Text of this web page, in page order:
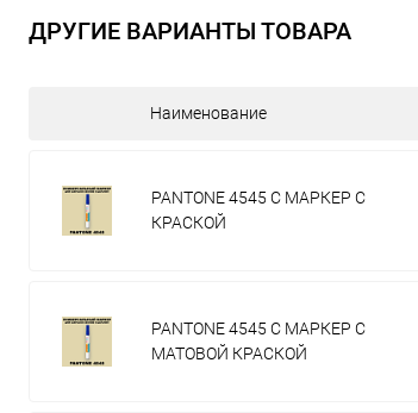
ДРУГИЕ ВАРИАНТЫ ТОВАРА
Наименование
PANTONE 4545 C МАРКЕР С
КРАСКОЙ
PANTONE 4545 C МАРКЕР С
МАТОВОЙ КРАСКОЙ